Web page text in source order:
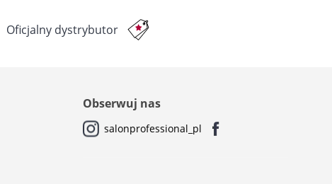
Oficjalny dystrybutor
Obserwuj nas
salonprofessional_pl